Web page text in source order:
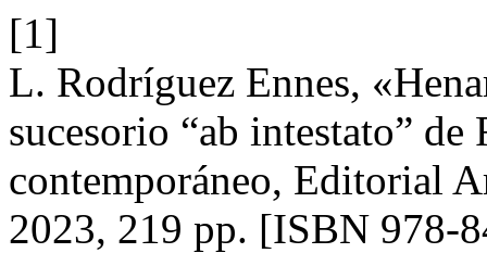
[1]
L. Rodríguez Ennes,
sucesorio “ab intestato”
contemporáneo, Editorial
2023, 219 pp. [ISBN 978-